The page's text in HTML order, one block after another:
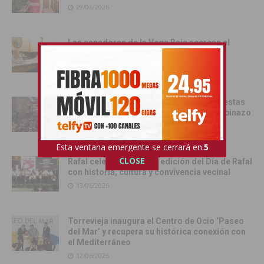
29/06/2026
Las senadoras de la Vega Baja acercan el
Catral da el pistoletazo de salida a las fiestas
de San Juan 2026 con el Festival del Chupinazo
13/06/2026
Rafal celebra la tercera edición del Día de Rafal
con historia, cultura y convivencia vecinal
13/06/2026
Torrevieja inaugura el Centro de Ocio ‘Paseo
del Mar’ y recupera su histórica conexión con
el Mediterráneo
12/06/2026
Esta ventana emergente se cerrará en:4
CLOSE